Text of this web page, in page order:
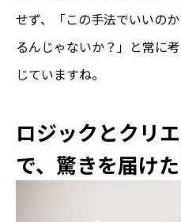
せず、「この手法でいいの
るんじゃないか？」と常に
じていますね。
ロジックとクリ
で、驚きを届け